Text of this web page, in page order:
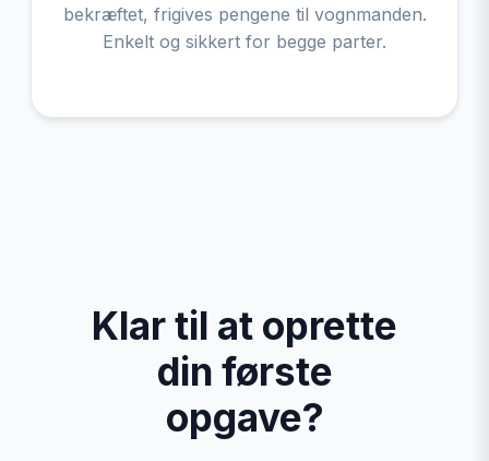
bekræftet, frigives pengene til vognmanden.
Enkelt og sikkert for begge parter.
Klar til at oprette
din første
opgave?